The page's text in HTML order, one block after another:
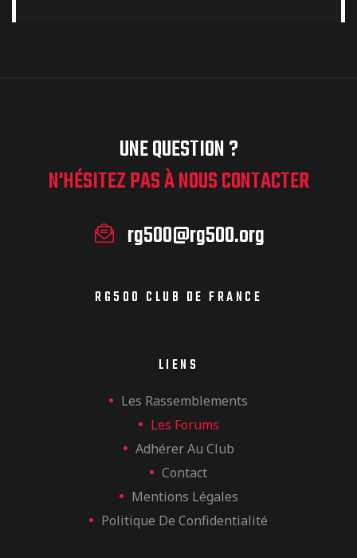
UNE QUESTION ?
N'HÉSITEZ PAS À NOUS CONTACTER
rg500@rg500.org
RG500 CLUB DE FRANCE
LIENS
Les Rassemblements
Les Forums
Adhérer Au Club
Contact
Mentions Légales
Politique De Confidentialité